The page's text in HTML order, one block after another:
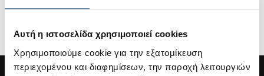
Αυτή η ιστοσελίδα χρησιμοποιεί cookies
Χρησιμοποιούμε cookie για την εξατομίκευση
περιεχομένου και διαφημίσεων, την παροχή λειτουργιών
Ασφαλείς Συναλλαγές
Κρυπτογραφημένη σύνδεση.